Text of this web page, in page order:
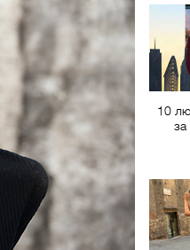
10